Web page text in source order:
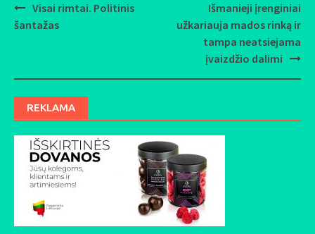
Post
Visai rimtai. Politinis
šantažas
Išmanieji įrenginiai
užkariauja mados rinką ir
tampa neatsiejama
įvaizdžio dalimi
REKLAMA